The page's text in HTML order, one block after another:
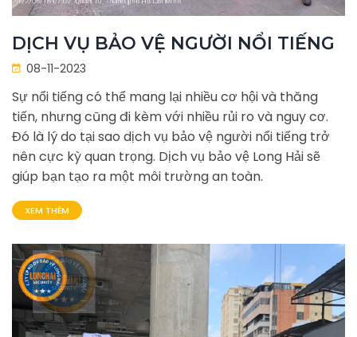
DỊCH VỤ BẢO VỆ NGƯỜI NỔI TIẾNG
08-11-2023
Sự nổi tiếng có thể mang lại nhiều cơ hội và thăng
tiến, nhưng cũng đi kèm với nhiều rủi ro và nguy cơ.
Đó là lý do tại sao dịch vụ bảo vệ người nổi tiếng trở
nên cực kỳ quan trọng. Dịch vụ bảo vệ Long Hải sẽ
giúp bạn tạo ra một môi trường an toàn.
XEM THÊM